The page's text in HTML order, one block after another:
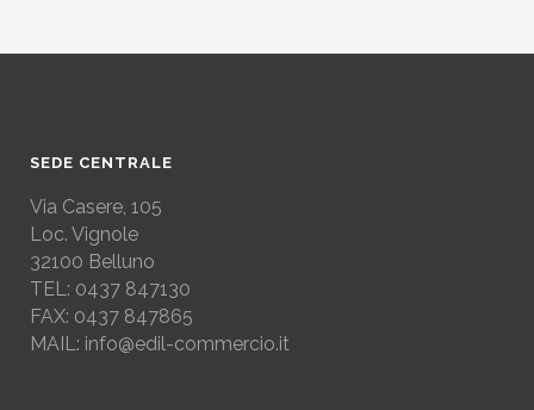
SEDE CENTRALE
Via Casere, 105
Loc. Vignole
32100 Belluno
TEL: 0437 847130
FAX: 0437 847865
MAIL: info@edil-commercio.it